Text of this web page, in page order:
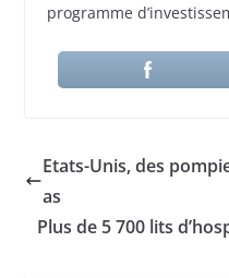
programme
Etats-Unis, des
as
Plus de 5 700 lits